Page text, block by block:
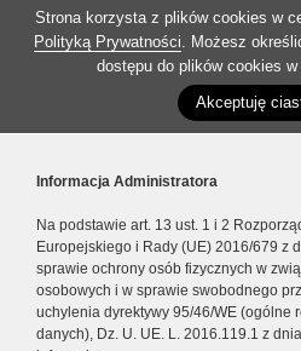
Strona korzysta z plików cookies w
Polityką Prywatności. Możesz
dostępu do plików cookies
Akceptuję
Informacja Administratora
Na podstawie art. 13 ust. 1 i 2
Europejskiego i Rady (UE) 2016/679 z
sprawie ochrony osób fizycznych w
osobowych i w sprawie swobodnego
uchylenia dyrektywy 95/46/WE (ogólne
danych), Dz. U. UE. L. 2016.119.1 z